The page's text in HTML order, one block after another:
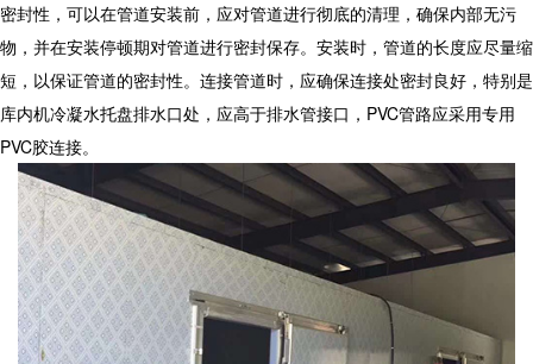
密封性，可以在管道安装前，应对管道进行彻底的清理，确保内部无污
物，并在安装停顿期对管道进行密封保存。安装时，管道的长度应尽量缩
短，以保证管道的密封性。连接管道时，应确保连接处密封良好，特别是
库内机冷凝水托盘排水口处，应高于排水管接口，PVC管路应采用专用
PVC胶连接。